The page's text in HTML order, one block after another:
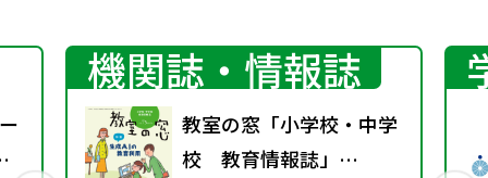
機関誌・情報誌
教室の窓「小学校・中学
校 教育情報誌」